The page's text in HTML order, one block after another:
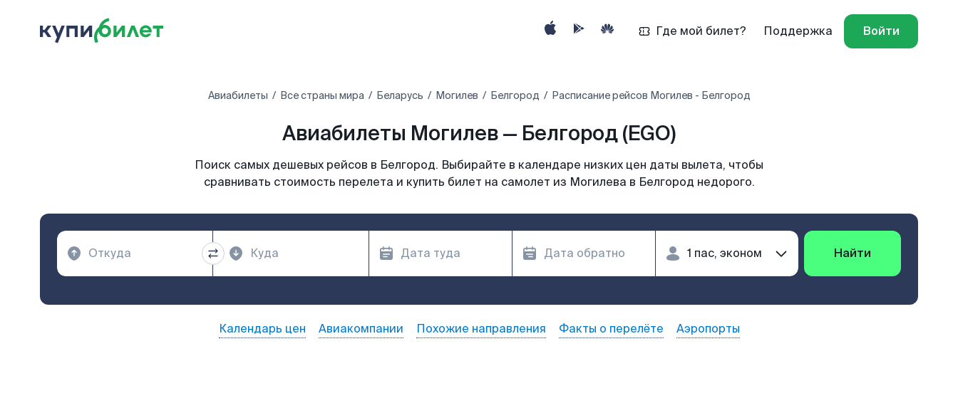
Где мой билет? Поддержка Войти
Авиабилеты Все страны мира Беларусь Могилев Белгород Расписание рейсов Могилев - Белгород
Авиабилеты Могилев — Белгород (EGO)
Поиск самых дешевых рейсов в Белгород. Выбирайте в календаре низких цен даты вылета, чтобы
сравнивать стоимость перелета и купить билет на самолет из Могилева в Белгород недорого.
Найти
Календарь цен Авиакомпании Похожие направления Факты о перелёте Аэропорты